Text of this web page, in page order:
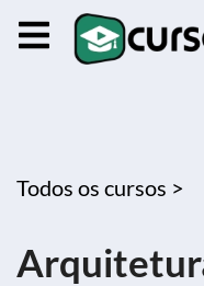
Todos os cursos >